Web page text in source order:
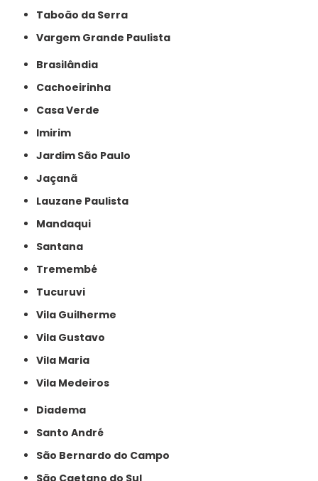
Taboão da Serra
Vargem Grande Paulista
Brasilândia
Cachoeirinha
Casa Verde
Imirim
Jardim São Paulo
Jaçanã
Lauzane Paulista
Mandaqui
Santana
Tremembé
Tucuruvi
Vila Guilherme
Vila Gustavo
Vila Maria
Vila Medeiros
Diadema
Santo André
São Bernardo do Campo
São Caetano do Sul